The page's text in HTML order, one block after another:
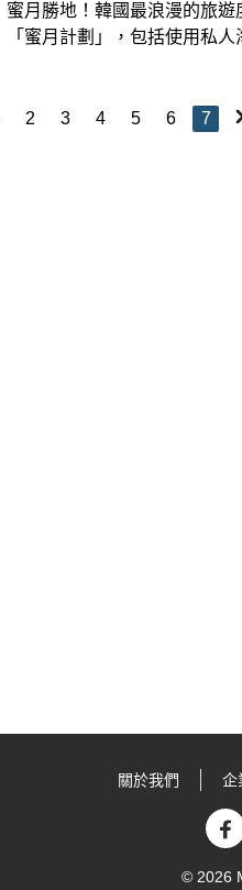
蜜月勝地！韓國最浪漫的旅
「蜜月計劃」，包括使用私
2 3 4 5 6 7
關於我們 企
© 2026